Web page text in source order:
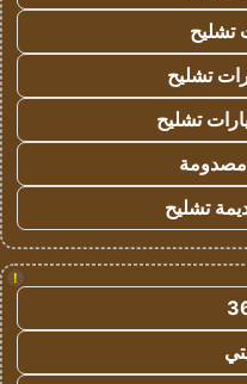
تشليح
تشليح
تشليح
تشليح
!